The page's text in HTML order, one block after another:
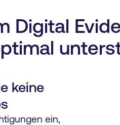
Digital
keine
ein,